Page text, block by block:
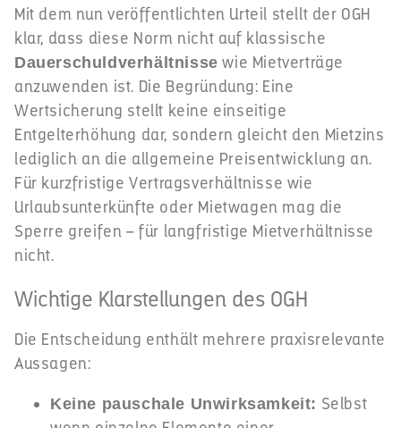
Mit dem nun veröffentlichten Urteil stellt der OGH
klar, dass diese Norm nicht auf klassische
Dauerschuldverhältnisse wie Mietverträge
anzuwenden ist. Die Begründung: Eine
Wertsicherung stellt keine einseitige
Entgelterhöhung dar, sondern gleicht den Mietzins
lediglich an die allgemeine Preisentwicklung an.
Für kurzfristige Vertragsverhältnisse wie
Urlaubsunterkünfte oder Mietwagen mag die
Sperre greifen – für langfristige Mietverhältnisse
nicht.
Wichtige Klarstellungen des OGH
Die Entscheidung enthält mehrere praxisrelevante
Aussagen:
Keine pauschale Unwirksamkeit: Selbst